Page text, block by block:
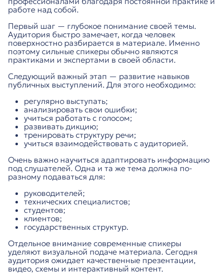
работе над собой.
Первый шаг — глубокое понимание своей темы.
Аудитория быстро замечает, когда человек
поверхностно разбирается в материале. Именно
поэтому сильные спикеры обычно являются
практиками и экспертами в своей области.
Следующий важный этап — развитие навыков
публичных выступлений. Для этого необходимо:
регулярно выступать;
анализировать свои ошибки;
учиться работать с голосом;
развивать дикцию;
тренировать структуру речи;
учиться взаимодействовать с аудиторией.
Очень важно научиться адаптировать информацию
под слушателей. Одна и та же тема должна по-
разному подаваться для:
руководителей;
технических специалистов;
студентов;
клиентов;
государственных структур.
Отдельное внимание современные спикеры
уделяют визуальной подаче материала. Сегодня
аудитория ожидает качественные презентации,
видео, схемы и интерактивный контент.